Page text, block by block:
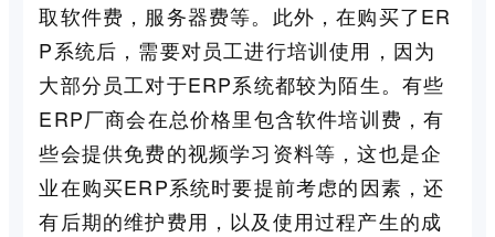
取软件费，服务器费等。此外，在购买了ER
P系统后，需要对员工进行培训使用，因为
大部分员工对于ERP系统都较为陌生。有些
ERP厂商会在总价格里包含软件培训费，有
些会提供免费的视频学习资料等，这也是企
业在购买ERP系统时要提前考虑的因素，还
有后期的维护费用，以及使用过程产生的成